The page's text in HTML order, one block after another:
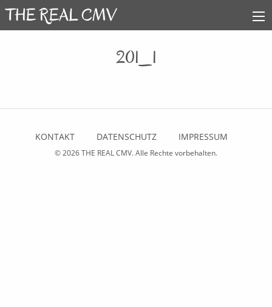
201_1
KONTAKT DATENSCHUTZ IMPRESSUM
© 2026THE REAL CMV. Alle Rechte vorbehalten.